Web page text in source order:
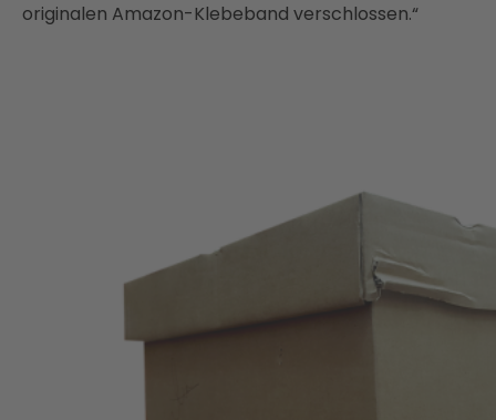
originalen Amazon-Klebeband verschlossen.“